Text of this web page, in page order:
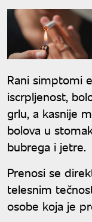
Rani simptomi
iscrpljenost,
grlu, a kasnije
bolova u
bubrega i jetre.
Prenosi se
telesnim
osobe koja je